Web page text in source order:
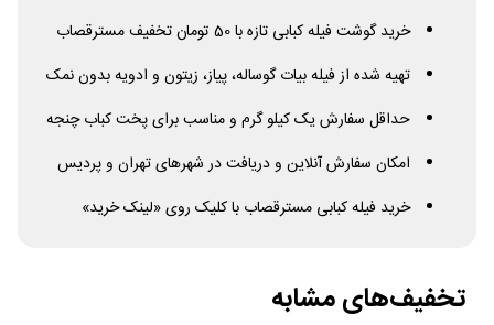
خرید گوشت فیله کبابی تازه با 50 تومان تخفیف مسترقصاب
تهیه شده از فیله بیات گوساله، پیاز، زیتون و ادویه بدون نمک
حداقل سفارش یک کیلو گرم و مناسب برای پخت کباب چنجه
امکان سفارش آنلاین و دریافت در شهرهای تهران و پردیس
خرید فیله کبابی مسترقصاب با کلیک روی «لینک خرید»
تخفیف‌های مشابه